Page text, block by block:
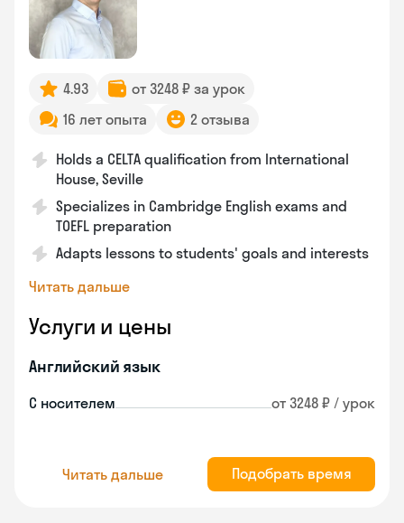
4.93
от 3248 ₽ за урок
16 лет опыта
2 отзыва
Holds a CELTA qualification from International
House, Seville
Specializes in Cambridge English exams and
TOEFL preparation
Adapts lessons to students' goals and interests
Читать дальше
Услуги и цены
Английский язык
С носителем от 3248 ₽ / урок
Читать дальше Подобрать время